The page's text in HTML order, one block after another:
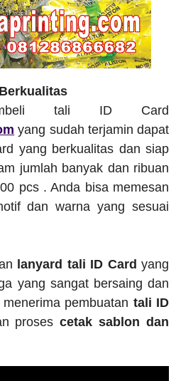
tali ID Card
yang sudah terjamin dapat
yang berkualitas dan siap
jumlah banyak dan ribuan
pcs . Anda bisa memesan
dan warna yang sesuai
lanyard tali ID Card yang
yang sangat bersaing dan
pembuatan tali ID
prosescetak sablon dan